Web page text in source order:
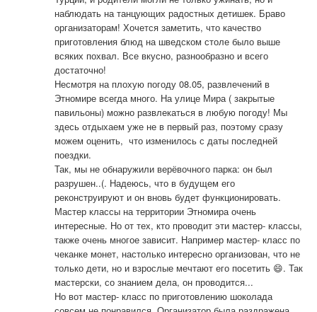
наблюдать на танцующих радостных детишек. Браво
организаторам! Хочется заметить, что качество
приготовления блюд на шведском столе было выше
всяких похвал. Все вкусно, разнообразно и всего
достаточно!
Несмотря на плохую погоду 08.05, развлечений в
Этномире всегда много. На улице Мира ( закрытые
павильоны) можно развлекаться в любую погоду! Мы
здесь отдыхаем уже не в первый раз, поэтому сразу
можем оценить,  что изменилось с даты последней
поездки.
Так, мы не обнаружили верёвочного парка: он был
разрушен..(. Надеюсь, что в будущем его
реконструируют и он вновь будет функционировать.
Мастер классы на территории Этномира очень
интересные. Но от тех, кто проводит эти мастер- классы,
также очень многое зависит. Например мастер- класс по
чеканке монет, настолько интересно организован, что не
только дети, но и взрослые мечтают его посетить 😄. Так
мастерски, со знанием дела, он проводится...
Но вот мастер- класс по приготовлению шоколада